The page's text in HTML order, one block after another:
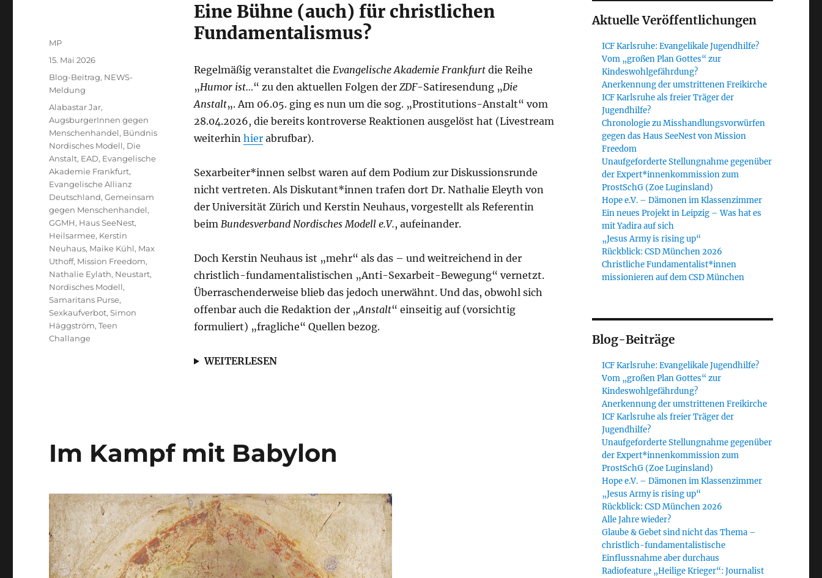
Eine Bühne (auch) für christlichen
Fundamentalismus?
Regelmäßig veranstaltet die Evangelische Akademie Frankfurtdie Reihe
„Humor ist…“ zu den aktuellen Folgen der ZDF-Satiresendung „Die
Anstalt„. Am 06.05. ging es nun um die sog. „Prostitutions-Anstalt“ vom
28.04.2026, die bereits kontroverse Reaktionen ausgelöst hat (Livestream
weiterhin hierabrufbar).
Sexarbeiter*innen selbst waren auf dem Podium zur Diskussionsrunde
nicht vertreten. Als Diskutant*innen trafen dort Dr. Nathalie Eleyth von
der Universität Zürich und Kerstin Neuhaus, vorgestellt als Referentin
beim Bundesverband Nordisches Modell e.V., aufeinander.
Doch Kerstin Neuhaus ist „mehr“ als das – und weitreichend in der
christlich-fundamentalistischen „Anti-Sexarbeit-Bewegung“ vernetzt.
Überraschenderweise blieb das jedoch unerwähnt. Und das, obwohl sich
offenbar auch die Redaktion der „Anstalt“ einseitig auf (vorsichtig
formuliert) „fragliche“ Quellen bezog.
WEITERLESEN
Autor
MP
Veröffentlicht
am
15. Mai 2026
Kategorien
Blog-Beitrag, NEWS-
Meldung
Schlagwörter
Alabastar Jar,
AugsburgerInnen gegen
Menschenhandel, Bündnis
Nordisches Modell, Die
Anstalt, EAD, Evangelische
Akademie Frankfurt,
Evangelische Allianz
Deutschland,Gemeinsam
gegen Menschenhandel,
GGMH, Haus SeeNest,
Heilsarmee, Kerstin
Neuhaus, Maike Kühl, Max
Uthoff, Mission Freedom,
Nathalie Eylath, Neustart,
Nordisches Modell,
Samaritans Purse,
Sexkaufverbot,Simon
Häggström,Teen
Challange
Im Kampf mit Babylon
Aktuelle Veröffentlichungen
ICF Karlsruhe: Evangelikale Jugendhilfe?
Vom „großen Plan Gottes“ zur
Kindeswohlgefährdung?
Anerkennung der umstrittenen Freikirche
ICF Karlsruhe als freier Träger der
Jugendhilfe?
Chronologie zu Misshandlungsvorwürfen
gegen das Haus SeeNest von Mission
Freedom
Unaufgeforderte Stellungnahme gegenüber
der Expert*innenkommission zum
ProstSchG (Zoe Luginsland)
Hope e.V. – Dämonen im Klassenzimmer
Ein neues Projekt in Leipzig – Was hat es
mit Yadira auf sich
„Jesus Army is rising up“
Rückblick: CSD München 2026
Christliche Fundamentalist*innen
missionieren auf dem CSD München
Blog-Beiträge
ICF Karlsruhe: Evangelikale Jugendhilfe?
Vom „großen Plan Gottes“ zur
Kindeswohlgefährdung?
Anerkennung der umstrittenen Freikirche
ICF Karlsruhe als freier Träger der
Jugendhilfe?
Unaufgeforderte Stellungnahme gegenüber
der Expert*innenkommission zum
ProstSchG (Zoe Luginsland)
Hope e.V. – Dämonen im Klassenzimmer
„Jesus Army is rising up“
Rückblick: CSD München 2026
Alle Jahre wieder?
Glaube & Gebet sind nicht das Thema –
christlich-fundamentalistische
Einflussnahme aber durchaus
Radiofeature „Heilige Krieger“: Journalist